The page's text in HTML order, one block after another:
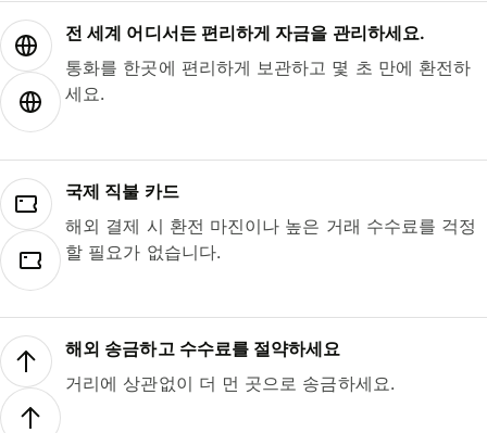
전 세계 어디서든 편리하게 자금을 관리하세요.
통화를 한곳에 편리하게 보관하고 몇 초 만에 환전하
세요.
국제 직불 카드
해외 결제 시 환전 마진이나 높은 거래 수수료를 걱정
할 필요가 없습니다.
해외 송금하고 수수료를 절약하세요
거리에 상관없이 더 먼 곳으로 송금하세요.